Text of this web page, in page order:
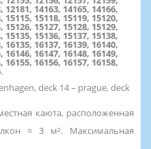
12181, 14163, 14165, 14166,
15115, 15118, 15119, 15120,
15126, 15127, 15128, 15129,
15135, 15136, 15137, 15138,
16135, 16137, 16139, 16140,
16146, 16147, 16148, 16149,
16155, 16156, 16157, 16158,
.
deck 14 – prague, deck
каюта, расположенная
≈ 3 м². Максимальная